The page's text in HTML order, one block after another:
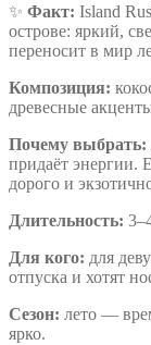
✨ Факт: Island
острове: яркий,
переносит в мир
Композиция:
древесные
Почему выбрать:
придаёт энергии.
дорого и
Длительность:
Для кого: для
отпуска и хотят
Сезон: лето —
ярко.